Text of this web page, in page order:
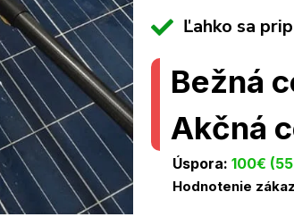
Ľahko sa
Bežná
Akčná
Úspora: 100€
Hodnotenie